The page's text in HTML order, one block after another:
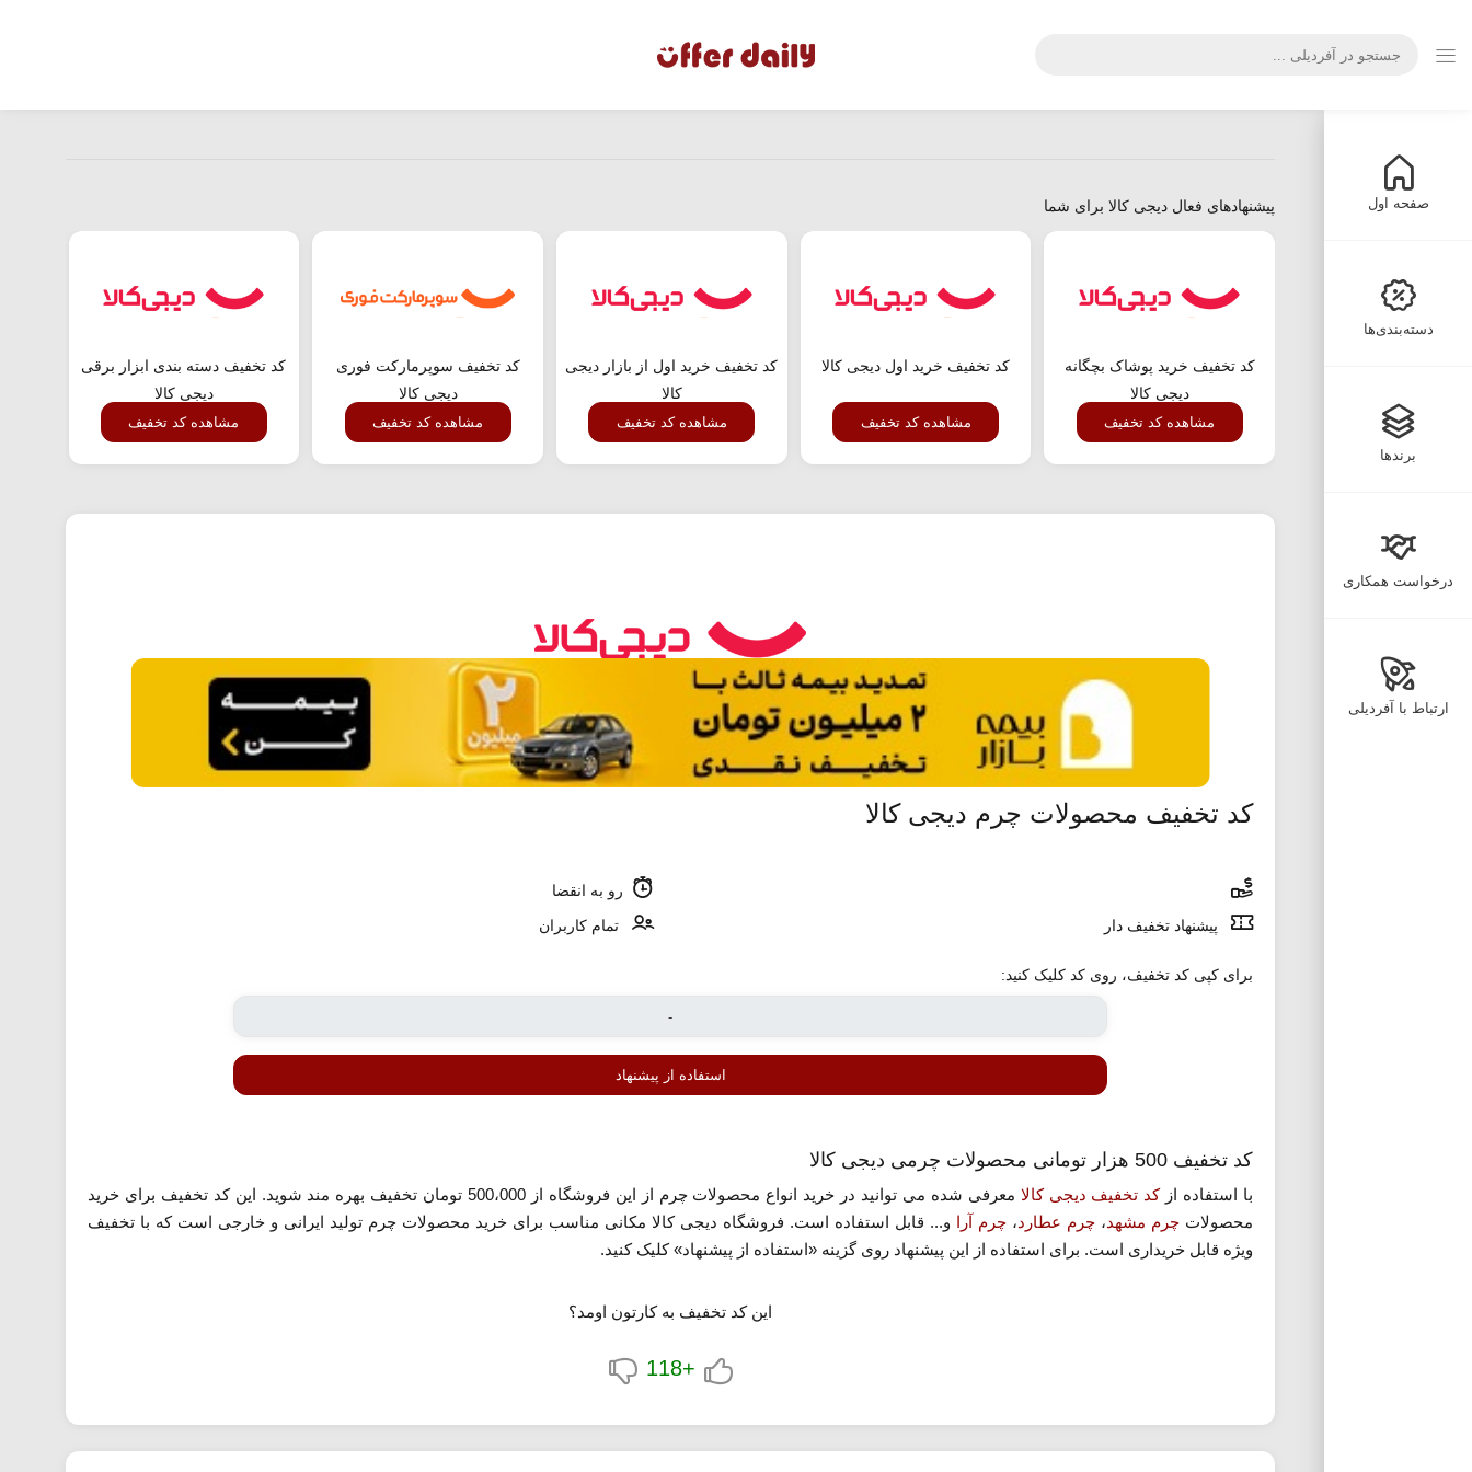
صفحه اول
دسته‌بندی‌ها
برندها
درخواست همکاری
ارتباط با آفردیلی
پیشنهادهای فعال دیجی کالا برای شما
کد تخفیف خرید پوشاک بچگانه
دیجی کالا
مشاهده کد تخفیف
کد تخفیف خرید اول دیجی کالا
مشاهده کد تخفیف
کد تخفیف خرید اول از بازار دیجی
کالا
مشاهده کد تخفیف
کد تخفیف سوپرمارکت فوری
دیجی کالا
مشاهده کد تخفیف
کد تخفیف دسته بندی ابزار برقی
دیجی کالا
مشاهده کد تخفیف
کد تخفیف محصولات چرم دیجی کالا
رو به انقضا
پیشنهاد تخفیف دار
تمام کاربران
برای کپی کد تخفیف، روی کد کلیک کنید:
استفاده از پیشنهاد
کد تخفیف 500 هزار تومانی محصولات چرمی دیجی کالا
با استفاده ازکد تخفیف دیجی کالا
معرفی شده می توانید در خرید انواع محصولات چرم از این فروشگاه از 500،000 تومان تخفیف بهره مند شوید. این کد تخفیف برای خرید
محصولات چرم مشهد، چرم عطارد، چرم آرا و... قابل استفاده است. فروشگاه دیجی کالا مکانی مناسب برای خرید محصولات چرم تولید ایرانی و خارجی است که با تخفیف
ویژه قابل خریداری است. برای استفاده از این پیشنهاد روی گزینه «استفاده از پیشنهاد» کلیک کنید.
این کد تخفیف به کارتون اومد؟
+118